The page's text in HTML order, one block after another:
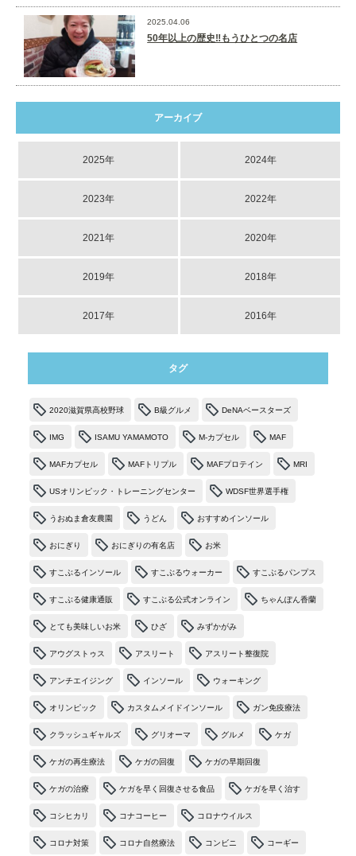
2025.04.06
50年以上の歴史‼️もうひとつの名店
アーカイブ
2025年 2024年
2023年 2022年
2021年 2020年
2019年 2018年
2017年 2016年
タグ
2020滋賀県高校野球 B級グルメ DeNAベースターズ
IMG ISAMU YAMAMOTO M-カプセル MAF
MAFカプセル MAFトリプル MAFプロテイン MRI
USオリンピック・トレーニングセンター WDSF世界選手権
うおぬま倉友農園 うどん おすすめインソール
おにぎり おにぎりの有名店 お米
すこぶるインソール すこぶるウォーカー すこぶるパンプス
すこぶる健康通販 すこぶる公式オンライン ちゃんぽん香蘭
とても美味しいお米 ひざ みずかがみ
アウグストゥス アスリート アスリート整復院
アンチエイジング インソール ウォーキング
オリンピック カスタムメイドインソール ガン免疫療法
クラッシュギャルズ グリオーマ グルメ ケガ
ケガの再生療法 ケガの回復 ケガの早期回復
ケガの治療 ケガを早く回復させる食品 ケガを早く治す
コシヒカリ コナコーヒー コロナウイルス
コロナ対策 コロナ自然療法 コンビニ コーギー